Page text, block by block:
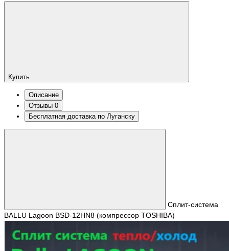
Купить
Описание
Отзывы 0
Бесплатная доставка по Луганску
Сплит-система
BALLU Lagoon BSD-12HN8 (компрессор TOSHIBA)